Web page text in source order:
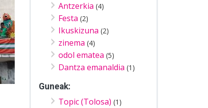
Antzerkia (4)
Festa (2)
Ikuskizuna (2)
zinema (4)
odol ematea (5)
Dantza emanaldia (1)
Guneak:
Topic (Tolosa) (1)